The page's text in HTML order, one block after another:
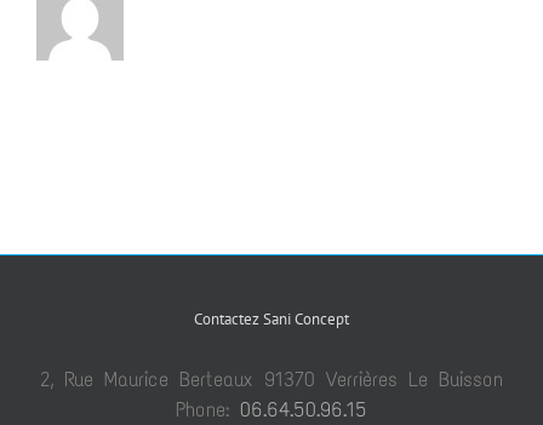
Contactez Sani Concept
2, Rue Maurice Berteaux 91370 Verrières Le Buisson
Phone: 06.64.50.96.15